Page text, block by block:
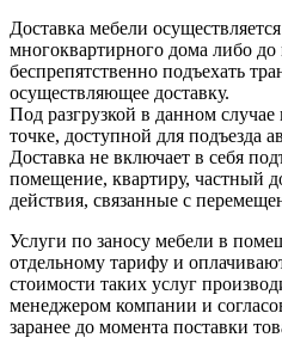
Доставка мебели
многоквартирного дома либо до
беспрепятственно подъехать
осуществляющее доставку.
Под разгрузкой в данном случае
точке, доступной для подъезда
Доставка не включает в себя
помещение, квартиру, частный
действия, связанные с
Услуги по заносу мебели в
отдельному тарифу и
стоимости таких услуг
менеджером компании и
заранее до момента поставки